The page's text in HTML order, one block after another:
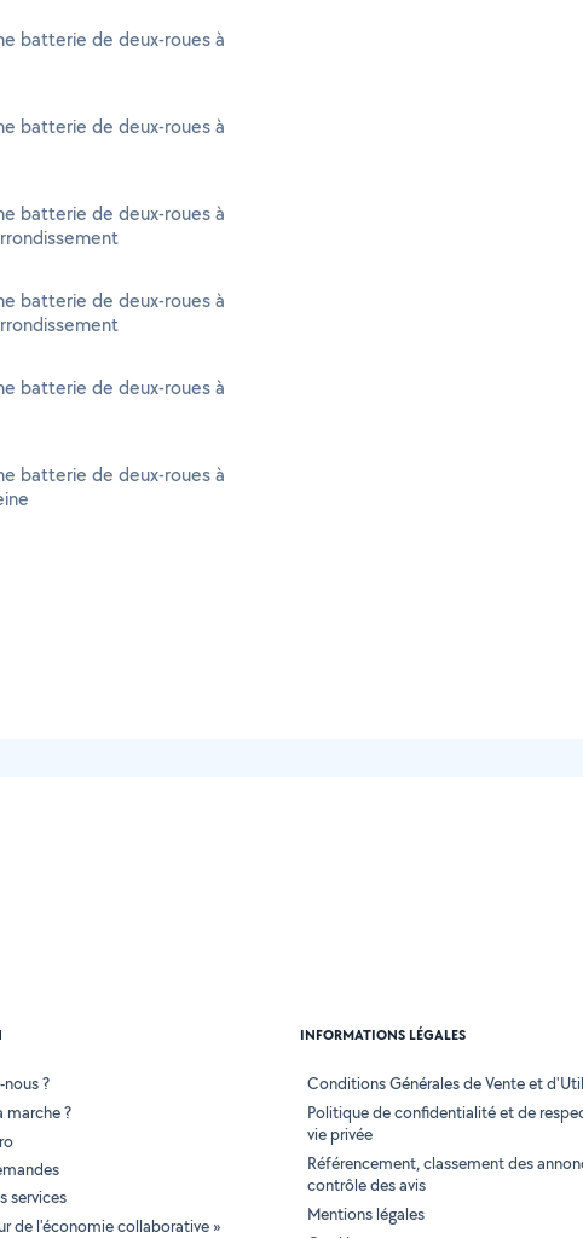
batterie de deux-roues à
batterie de deux-roues à
batterie de deux-roues à
batterie de deux-roues à
batterie de deux-roues à
batterie de deux-roues à
?
?
services
de l'économie collaborative »
INFORMATIONS LÉGALES
Conditions Générales de Vente et
Politique de confidentialité et de
vie privée
Référencement, classement des
contrôle des avis
Mentions légales